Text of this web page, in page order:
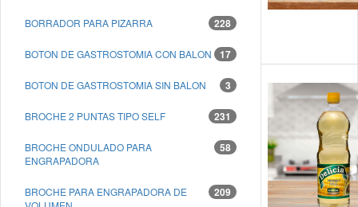
228
BORRADOR PARA PIZARRA
17
BOTON DE GASTROSTOMIA CON BALON
3
BOTON DE GASTROSTOMIA SIN BALON
231
BROCHE 2 PUNTAS TIPO SELF
58
BROCHE ONDULADO PARA
ENGRAPADORA
209
BROCHE PARA ENGRAPADORA DE